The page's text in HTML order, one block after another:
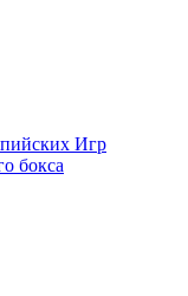
Игр
бокса